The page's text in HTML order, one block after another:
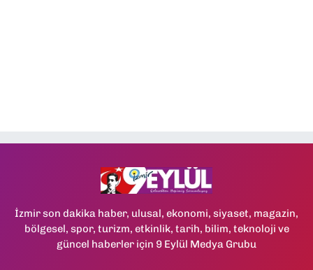
İzmir son dakika haber, ulusal, ekonomi, siyaset, magazin,
bölgesel, spor, turizm, etkinlik, tarih, bilim, teknoloji ve
güncel haberler için 9 Eylül Medya Grubu